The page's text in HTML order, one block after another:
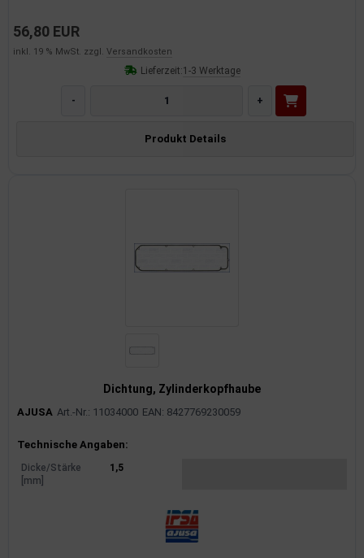
56,80 EUR
inkl. 19 % MwSt. zzgl. Versandkosten
Lieferzeit:1-3 Werktage
- +
Produkt Details
Dichtung, Zylinderkopfhaube
AJUSA Art.-Nr.: 11034000 EAN: 8427769230059
Produktinformationen
Technische Angaben:
Dicke/Stärke
[mm]
1,5